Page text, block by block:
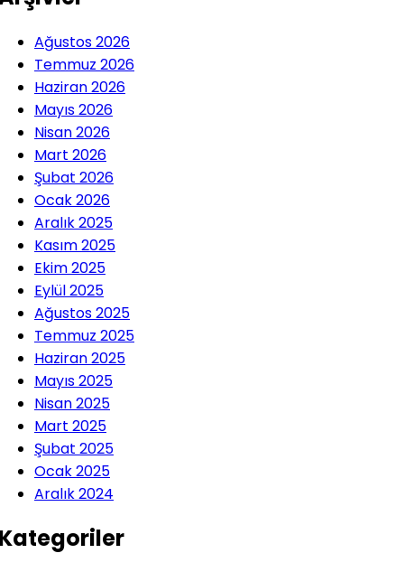
Ağustos 2026
Temmuz 2026
Haziran 2026
Mayıs 2026
Nisan 2026
Mart 2026
Şubat 2026
Ocak 2026
Aralık 2025
Kasım 2025
Ekim 2025
Eylül 2025
Ağustos 2025
Temmuz 2025
Haziran 2025
Mayıs 2025
Nisan 2025
Mart 2025
Şubat 2025
Ocak 2025
Aralık 2024